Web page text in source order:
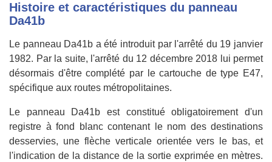
Histoire et caractéristiques du panneau
Da41b
Le panneau Da41b a été introduit par l'arrêté du 19 janvier
1982. Par la suite, l'arrêté du 12 décembre 2018 lui permet
désormais d'être complété par le cartouche de type E47,
spécifique aux routes métropolitaines.
Le panneau Da41b est constitué obligatoirement d'un
registre à fond blanc contenant le nom des destinations
desservies, une flèche verticale orientée vers le bas, et
l'indication de la distance de la sortie exprimée en mètres.